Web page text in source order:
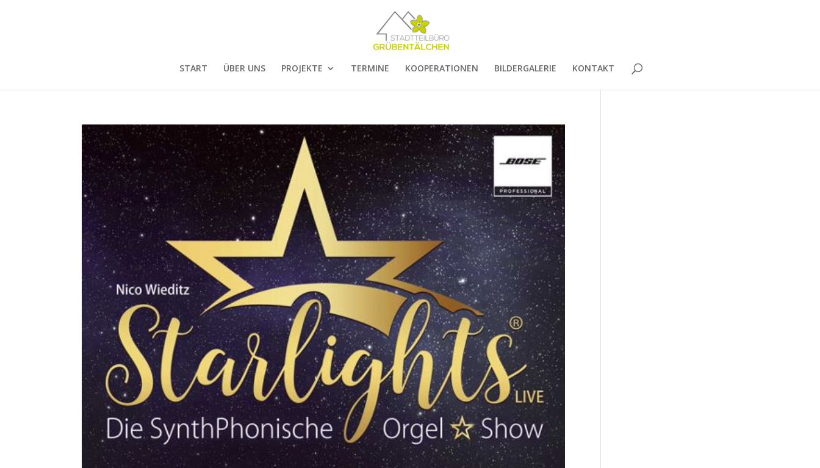
START ÜBER UNS PROJEKTE TERMINE KOOPERATIONEN BILDERGALERIE KONTAKT